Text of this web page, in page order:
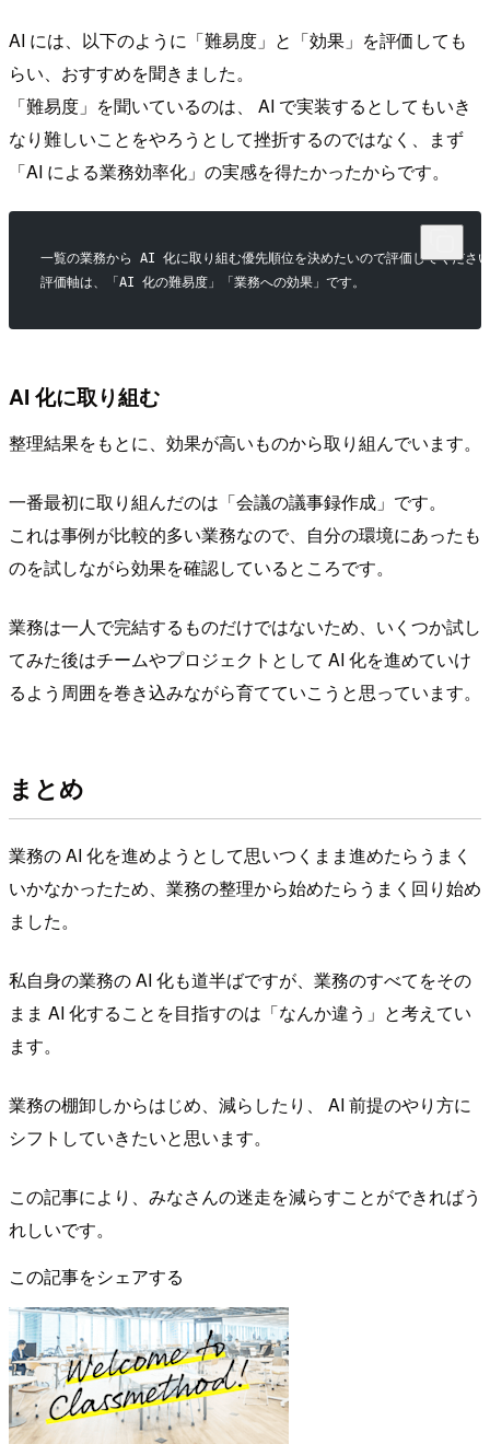
AI には、以下のように「難易度」と「効果」を評価しても
らい、おすすめを聞きました。
「難易度」を聞いているのは、 AI で実装するとしてもいき
なり難しいことをやろうとして挫折するのではなく、まず
「AI による業務効率化」の実感を得たかったからです。
一覧の業務から AI 化に取り組む優先順位を決めたいので評価してくださ
評価軸は、「AI 化の難易度」「業務への効果」です。
AI 化に取り組む
整理結果をもとに、効果が高いものから取り組んでいます。
一番最初に取り組んだのは「会議の議事録作成」です。
これは事例が比較的多い業務なので、自分の環境にあったも
のを試しながら効果を確認しているところです。
業務は一人で完結するものだけではないため、いくつか試し
てみた後はチームやプロジェクトとして AI 化を進めていけ
るよう周囲を巻き込みながら育てていこうと思っています。
まとめ
業務の AI 化を進めようとして思いつくまま進めたらうまく
いかなかったため、業務の整理から始めたらうまく回り始め
ました。
私自身の業務の AI 化も道半ばですが、業務のすべてをその
まま AI 化することを目指すのは「なんか違う」と考えてい
ます。
業務の棚卸しからはじめ、減らしたり、 AI 前提のやり方に
シフトしていきたいと思います。
この記事により、みなさんの迷走を減らすことができればう
れしいです。
この記事をシェアする